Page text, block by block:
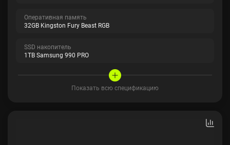
Оперативная память
32GB Kingston Fury Beast RGB
SSD накопитель
1TB Samsung 990 PRO
Показать всю спецификацию